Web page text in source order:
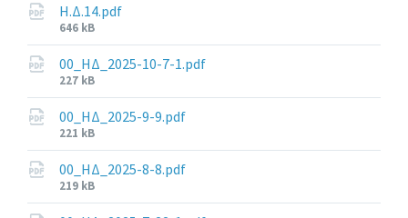
Η.Δ.14.pdf
File
size:
646 kB
00_ΗΔ_2025-10-7-1.pdf
File
size:
227 kB
00_ΗΔ_2025-9-9.pdf
File
size:
221 kB
00_ΗΔ_2025-8-8.pdf
File
size:
219 kB